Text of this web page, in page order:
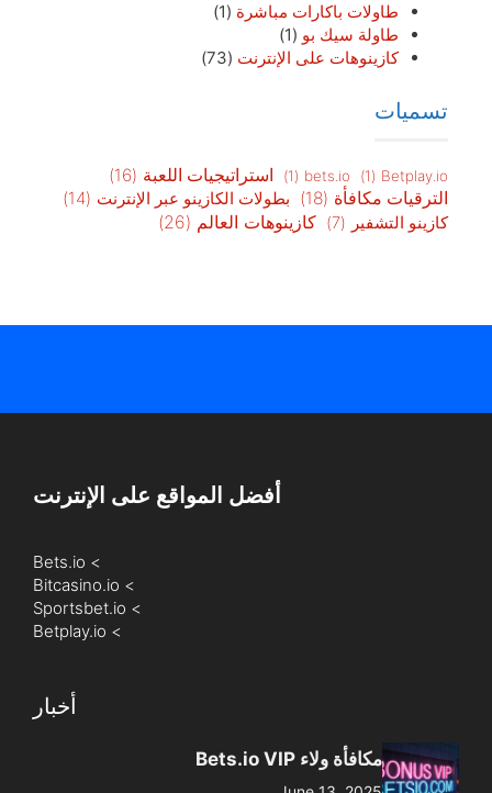
طاولات باكارات مباشرة (1)
طاولة سيك بو (1)
كازينوهات على الإنترنت (73)
تسميات
Betplay.io
(1)
bets.io
(1) استراتيجيات اللعبة (16)
الترقيات مكافأة (18) بطولات الكازينو عبر الإنترنت (14)
كازينو التشفير (7) كازينوهات العالم (26)
أفضل المواقع على الإنترنت
>
Bets.io
>
Bitcasino.io
>
Sportsbet.io
>
Betplay.io
أخبار
مكافأة ولاء Bets.io VIP